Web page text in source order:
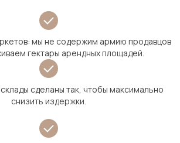
мы не содержим армию продавцов
гектары арендных площадей.
сделаны так, чтобы максимально
снизить издержки.